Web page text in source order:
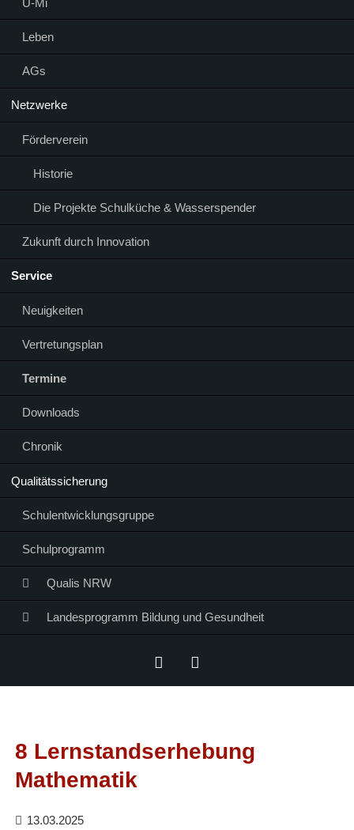
Leben
AGs
Netzwerke
Förderverein
Historie
Die Projekte Schulküche & Wasserspender
Zukunft durch Innovation
Service
Neuigkeiten
Vertretungsplan
Termine
Downloads
Chronik
Qualitätssicherung
Schulentwicklungsgruppe
Schulprogramm
Qualis NRW
Landesprogramm Bildung und Gesundheit
Feed
8 Lernstandserhebung
Mathematik
13.03.2025